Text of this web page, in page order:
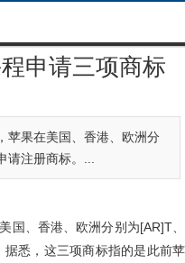
申请三项商标
苹果在美国、香港、欧洲分
注册商标。...
国、香港、欧洲分别为[AR]T、
悉，这三项商标指的是此前苹